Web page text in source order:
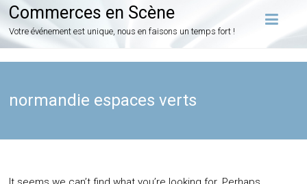
Commerces en Scène
Votre événement est unique, nous en faisons un temps fort !
normandie espaces verts